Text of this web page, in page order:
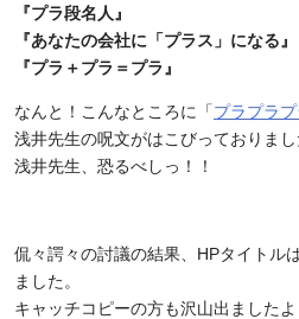
『プラ段名人』
『あなたの会社に「プラス」になる』
『プラ＋プラ＝プラ』
なんと！こんなところに「プラプラプ
浅井先生の呪文がはこびっておりまし
浅井先生、恐るべしっ！！
侃々諤々の討議の結果、HPタイトル
ました。
キャッチコピーの方も沢山出ましたよ